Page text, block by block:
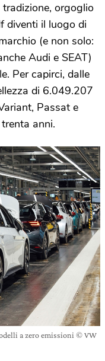
orgoglio
diventi il luogo di
(e non solo:
Audi e SEAT)
Per capirci, dalle
di 6.049.207
Passat e
anni.
a zero emissioni © VW